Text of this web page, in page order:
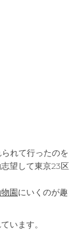
れて行ったのを
望して東京23区
園にいくのが趣
います。